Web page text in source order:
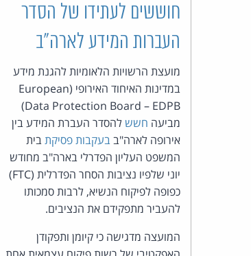
חוששים לעתידו של הסדר
העברות המידע לארה"ב
מועצת הרשויות הלאומיות להגנת מידע
במדינות האיחוד האירופי (European
Data Protection Board – EDPB)
מביעה חששלהסדר העברת המידע בין
אירופה לארה"בבעקבות פסיקתבית
המשפט העליון הפדרלי בארה"ב מחודש
יוני שלפיו נציבות הסחר הפדרלית (FTC)
כפופה לפיקוח הנשיא, לרבות סמכותו
להעביר מתפקידם את הנציבים.
המועצה מדגישה כי קיומן ותפקודן